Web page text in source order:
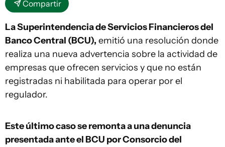
Compartir
La Superintendencia de Servicios Financieros del
Banco Central (BCU), emitió una resolución donde
realiza una nueva advertencia sobre la actividad de
empresas que ofrecen servicios y que no están
registradas ni habilitada para operar por el
regulador.
Este último caso se remonta a una denuncia
presentada ante el BCU por Consorcio del